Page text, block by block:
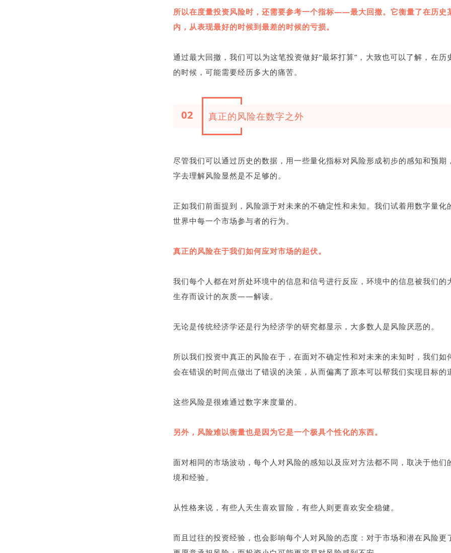
所以在度量投资风险时，还需要参考一个指标——最大回撤。它衡量了在历史
内，从表现最好的时候到最差的时候的亏损。
通过最大回撤，我们可以为这笔投资做好“最坏打算”，大致也可以了解，在历
的时候，可能需要经历多大的痛苦。
02 真正的风险在数字之外
尽管我们可以通过历史的数据，用一些量化指标对风险形成初步的感知和预期
字去理解风险显然是不足够的。
正如我们前面提到，风险源于对未来的不确定性和未知。我们试着用数字量化
世界中每一个市场参与者的行为。
真正的风险在于我们如何应对市场的起伏。
我们每个人都在对所处环境中的信息和信号进行反应，环境中的信息被我们
生存而设计的灰质——解读。
无论是传统经济学还是行为经济学的研究都显示，大多数人是风险厌恶的。
所以我们投资中真正的风险在于，在面对不确定性和对未来的未知时，我们如
会在错误的时间点做出了错误的决策，从而偏离了原本可以帮我们实现目标
这些风险是很难通过数字来度量的。
另外，风险难以衡量也是因为它是一个极具个性化的东西。
面对相同的市场波动，每个人对风险的感知以及应对方法都不同，取决于他们
境和经验。
从性格来说，有些人天生喜欢冒险，有些人则更喜欢安全稳健。
而且过往的投资经验，也会影响每个人对风险的态度：对于市场和潜在风险更